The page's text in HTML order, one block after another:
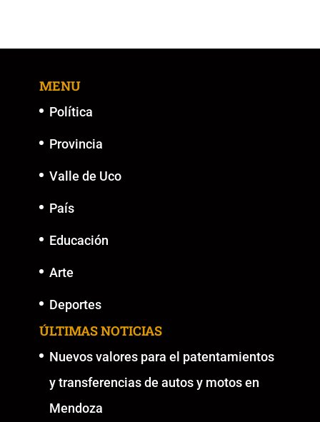
b
o
k
A Li n
MENU
Política
Provincia
Valle de Uco
País
Educación
Arte
Deportes
ÚLTIMAS NOTICIAS
Nuevos valores para el patentamientos
y transferencias de autos y motos en
Mendoza